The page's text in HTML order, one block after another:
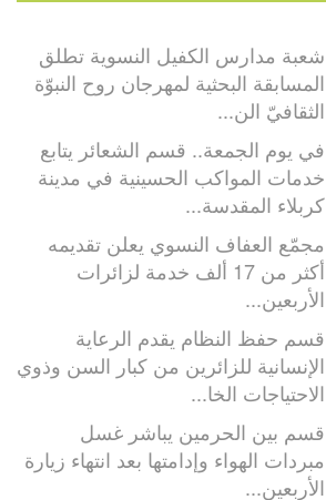
شعبة مدارس الكفيل النسوية تطلق
المسابقة البحثية لمهرجان روح النبوّة
الثقافيّ الن...
في يوم الجمعة.. قسم الشعائر يتابع
خدمات المواكب الحسينية في مدينة
كربلاء المقدسة...
مجمّع العفاف النسوي يعلن تقديمه
أكثر من 17 ألف خدمة لزائرات
الأربعين...
قسم حفظ النظام يقدم الرعاية
الإنسانية للزائرين من كبار السن وذوي
الاحتياجات الخا...
قسم بين الحرمين يباشر غسل
مبردات الهواء وإدامتها بعد انتهاء زيارة
الأربعين...